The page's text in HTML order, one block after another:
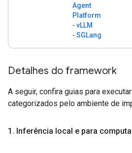
Agent
Platform
- vLLM
- SGLang
Detalhes do framework
A seguir, confira guias para
categorizados pelo ambiente de
1 . Inferência local e para